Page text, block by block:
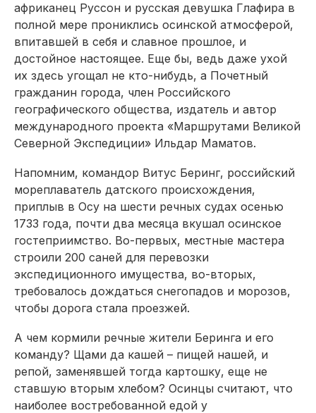
африканец Руссон и русская девушка Глафира в
полной мере прониклись осинской атмосферой,
впитавшей в себя и славное прошлое, и
достойное настоящее. Еще бы, ведь даже ухой
их здесь угощал не кто-нибудь, а Почетный
гражданин города, член Российского
географического общества, издатель и автор
международного проекта «Маршрутами Великой
Северной Экспедиции» Ильдар Маматов.
Напомним, командор Витус Беринг, российский
мореплаватель датского происхождения,
приплыв в Осу на шести речных судах осенью
1733 года, почти два месяца вкушал осинское
гостеприимство. Во-первых, местные мастера
строили 200 саней для перевозки
экспедиционного имущества, во-вторых,
требовалось дождаться снегопадов и морозов,
чтобы дорога стала проезжей.
А чем кормили речные жители Беринга и его
команду? Щами да кашей – пищей нашей, и
репой, заменявшей тогда картошку, еще не
ставшую вторым хлебом? Осинцы считают, что
наиболее востребованной едой у